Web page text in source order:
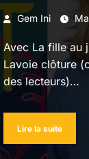
jumpsuit »
Gem Ini
Avec La fille au
Lavoie clôture
des lecteurs)…
Lire la suite